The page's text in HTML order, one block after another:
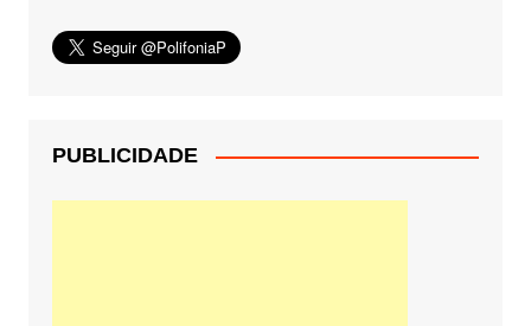
PUBLICIDADE